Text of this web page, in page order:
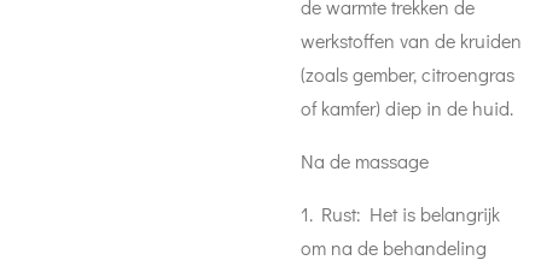
de warmte trekken de
werkstoffen van de kruiden
(zoals gember, citroengras
of kamfer) diep in de huid.
Na de massage
1. Rust: Het is belangrijk
om na de behandeling